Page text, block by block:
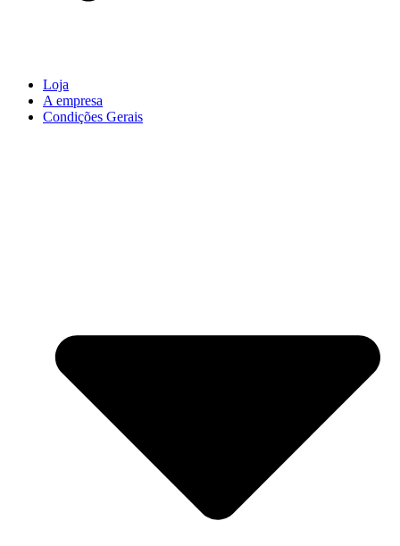
Loja
A empresa
Condições Gerais